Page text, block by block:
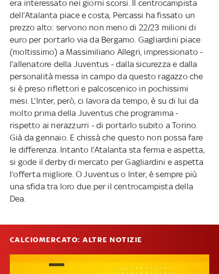
era interessato nei giorni scorsi. Il centrocampista
dell’Atalanta piace e costa, Percassi ha fissato un
prezzo alto: servono non meno di 22/23 milioni di
euro per portarlo via da Bergamo. Gagliardini piace
(moltissimo) a Massimiliano Allegri, impressionato -
l’allenatore della Juventus - dalla sicurezza e dalla
personalità messa in campo da questo ragazzo che
si è preso riflettori e palcoscenico in pochissimi
mesi. L’Inter, però, ci lavora da tempo, è su di lui da
molto prima della Juventus che programma -
rispetto ai nerazzurri - di portarlo subito a Torino.
Già da gennaio. E chissà che questo non possa fare
le differenza. Intanto l’Atalanta sta ferma e aspetta,
si gode il derby di mercato per Gagliardini e aspetta
l’offerta migliore. O Juventus o Inter, è sempre più
una sfida tra loro due per il centrocampista della
Dea.
CALCIOMERCATO: ALTRE NOTIZIE